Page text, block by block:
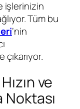
işlerinizin
Tüm bu
‘nin
ve